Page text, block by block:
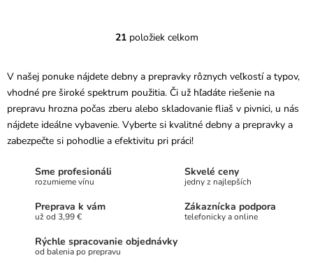
O
á
d
a
c
i
e
ý
21položiek celkom
V našej ponuke nájdete debny a prepravky rôznych veľkostí a typov,
vhodné pre široké spektrum použitia. Či už hľadáte riešenie na
prepravu hrozna počas zberu alebo skladovanie fliaš v pivnici, u nás
nájdete ideálne vybavenie. Vyberte si kvalitné debny a prepravky a
zabezpečte si pohodlie a efektivitu pri práci!
Sme profesionáli
rozumieme vínu
Skvelé ceny
jedny z najlepších
Preprava k vám
už od 3,99 €
Zákaznícka podpora
telefonicky a online
Rýchle spracovanie objednávky
od balenia po prepravu